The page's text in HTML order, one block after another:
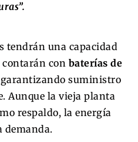
tendrán una capacidad
contarán con baterías de
garantizando suministro
Aunque la vieja planta
respaldo, la energía
demanda.